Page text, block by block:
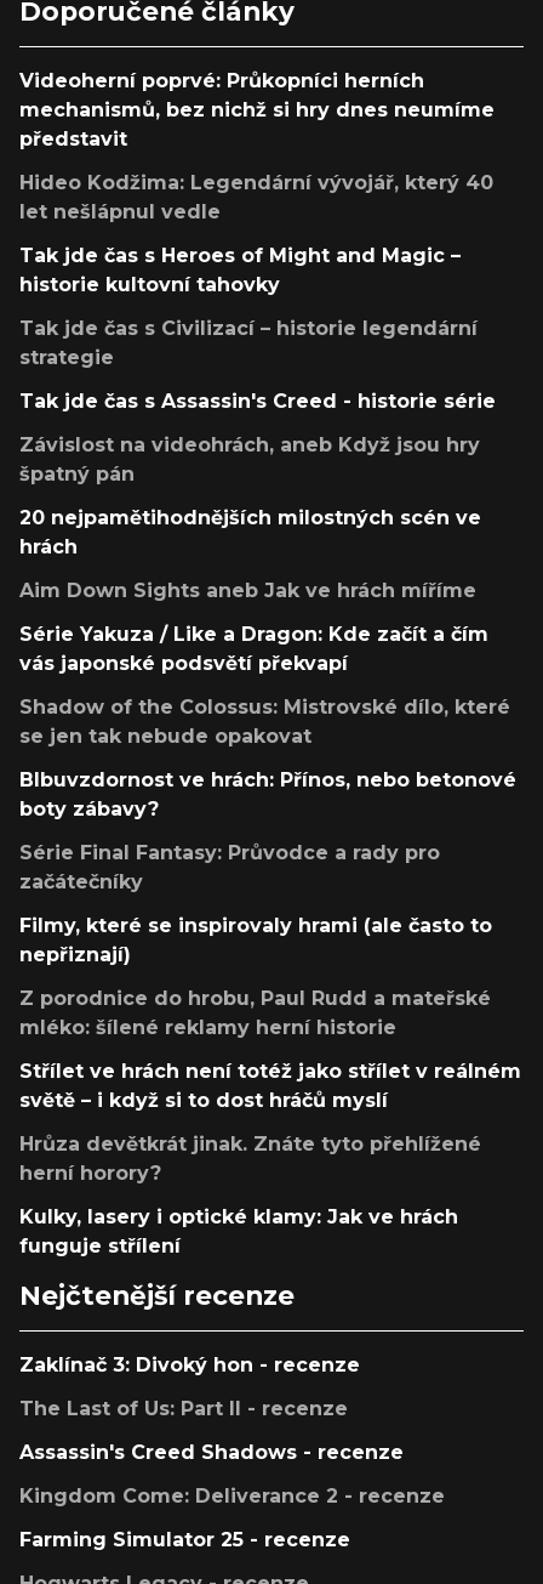
Doporučené články
Videoherní poprvé: Průkopníci herních
mechanismů, bez nichž si hry dnes neumíme
představit
Hideo Kodžima: Legendární vývojář, který 40
let nešlápnul vedle
Tak jde čas s Heroes of Might and Magic –
historie kultovní tahovky
Tak jde čas s Civilizací – historie legendární
strategie
Tak jde čas s Assassin's Creed - historie série
Závislost na videohrách, aneb Když jsou hry
špatný pán
20 nejpamětihodnějších milostných scén ve
hrách
Aim Down Sights aneb Jak ve hrách míříme
Série Yakuza / Like a Dragon: Kde začít a čím
vás japonské podsvětí překvapí
Shadow of the Colossus: Mistrovské dílo, které
se jen tak nebude opakovat
Blbuvzdornost ve hrách: Přínos, nebo betonové
boty zábavy?
Série Final Fantasy: Průvodce a rady pro
začátečníky
Filmy, které se inspirovaly hrami (ale často to
nepřiznají)
Z porodnice do hrobu, Paul Rudd a mateřské
mléko: šílené reklamy herní historie
Střílet ve hrách není totéž jako střílet v reálném
světě – i když si to dost hráčů myslí
Hrůza devětkrát jinak. Znáte tyto přehlížené
herní horory?
Kulky, lasery i optické klamy: Jak ve hrách
funguje střílení
Nejčtenější recenze
Zaklínač 3: Divoký hon - recenze
The Last of Us: Part II - recenze
Assassin's Creed Shadows - recenze
Kingdom Come: Deliverance 2 - recenze
Farming Simulator 25 - recenze